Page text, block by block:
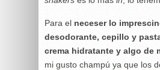
Para el neceser lo
desodorante, cepillo y
crema hidratante y algo de
mi gusto champú ya que los